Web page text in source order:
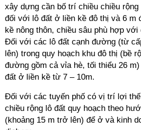
xây dựng cần bố trí chiều chiều
đối với lô đất ở liền kề đô thị và 6 m
kề nông thôn, chiều sâu phù hợp với
Đối với các lô đất cạnh đường (từ
lên) trong quy hoạch khu đô thị (bề
đường gồm cả vỉa hè, tối thiểu 26
đất ở liền kề từ 7 – 10m.
Đối với các tuyến phố có vị trí lợi
chiều rộng lô đất quy hoạch theo
(khoảng 15 m trở lên) để ở và kinh